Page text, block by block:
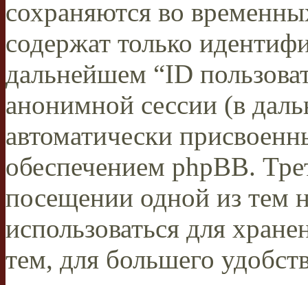
сохраняются во
содержат только
дальнейшем “ID
анонимной сессии (в
автоматически
обеспечением phpBB.
посещении одной из тем
использоваться для
тем, для большего